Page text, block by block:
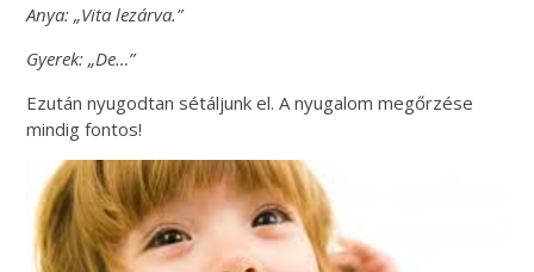
Anya: „Vita lezárva.”
Gyerek: „De…”
Ezután nyugodtan sétáljunk el. A nyugalom megőrzése
mindig fontos!